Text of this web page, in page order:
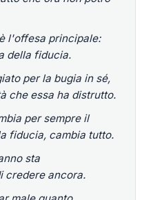
l'offesa principale:
della fiducia.
per la bugia in sé,
che essa ha distrutto.
per sempre il
fiducia, cambia tutto.
sta
credere ancora.